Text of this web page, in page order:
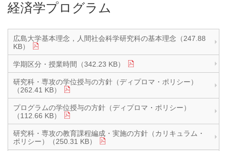
経済学プログラム
広島大学基本理念，人間社会科学研究科の基本理念（247.88
KB）
学期区分・授業時間（342.23 KB）
研究科・専攻の学位授与の方針（ディプロマ・ポリシー）
（262.41 KB）
プログラムの学位授与の方針（ディプロマ・ポリシー）
（112.66 KB）
研究科・専攻の教育課程編成・実施の方針（カリキュラム・
ポリシー）（250.31 KB）